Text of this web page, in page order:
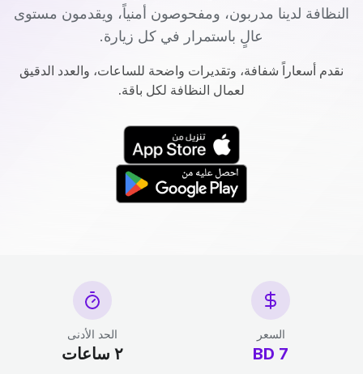
النظافة لدينا مدربون، ومفحوصون أمنياً، ويقدمون مستوى
عالٍ باستمرار في كل زيارة.
نقدم أسعاراً شفافة، وتقديرات واضحة للساعات، والعدد الدقيق
لعمال النظافة لكل باقة.
السعر
7 BD
الحد الأدنى
٢ ساعات